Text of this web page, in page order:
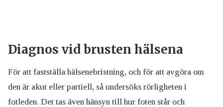
Diagnos vid brusten hälsena
För att fastställa hälsenebristning, och för att avgöra om
den är akut eller partiell, så undersöks rörligheten i
fotleden. Det tas även hänsyn till hur foten står och